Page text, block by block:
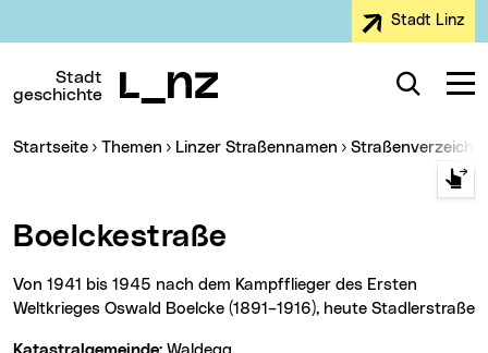
Stadt Linz
Stadt
geschichte
Suche
Sie sind hier:
Startseite Themen Linzer Straßennamen
Boelckestraße
Von 1941 bis 1945 nach dem Kampfflieger des Ersten
Weltkrieges Oswald Boelcke (1891–1916), heute Stadlerstraße